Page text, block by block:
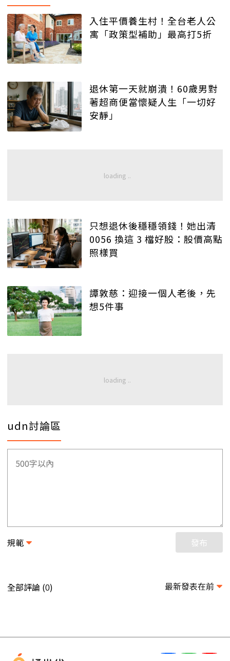
入住平價養生村！全台老人公
寓「政策型補助」最高打5折
退休第一天就崩潰！60歲男對
著超商便當懷疑人生「一切好
安靜」
只想退休後穩穩領錢！她出清
0056 換這 3 檔好股：股價高點
照樣買
譚敦慈：迎接一個人老後，先
想5件事
udn討論區
規範 發布
全部評論 (0) 最新發表在前